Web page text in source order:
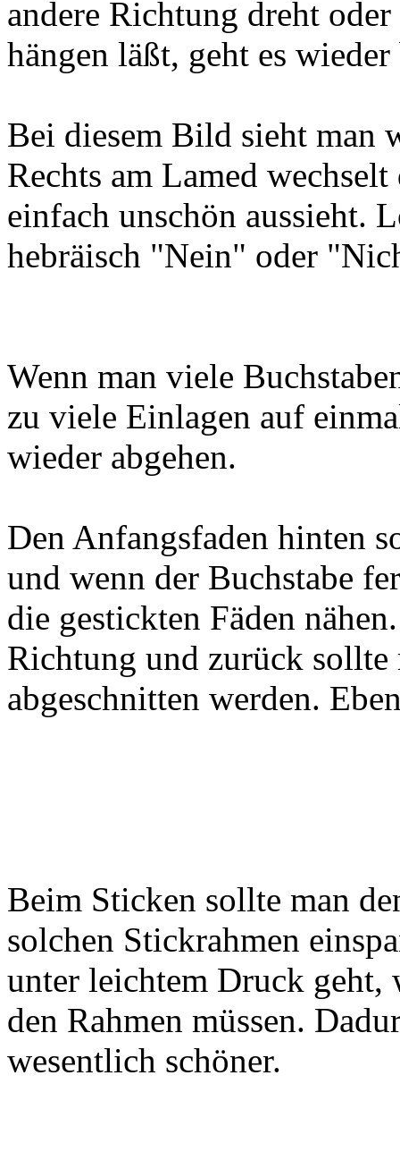
andere Richtung dreht
hängen läßt, geht es wieder
Bei diesem Bild sieht man
Rechts am Lamed
einfach unschön aussieht.
hebräisch "Nein" oder
Wenn man viele
zu viele Einlagen auf
wieder abgehen.
Den Anfangsfaden hinten
und wenn der Buchstabe
die gestickten Fäden
Richtung und zurück sollte
abgeschnitten werden.
Beim Sticken sollte man
solchen Stickrahmen
unter leichtem Druck geht,
den Rahmen müssen.
wesentlich schöner.